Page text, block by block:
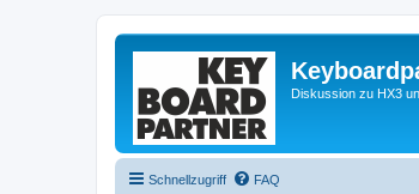
Diskussion zu HX3
Schnellzugriff FAQ